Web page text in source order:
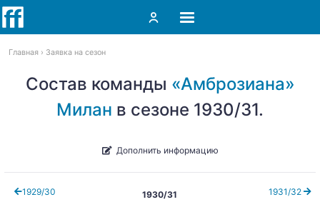
Главная Заявка на сезон
Состав команды «Амброзиана»
Милан в сезоне 1930/31.
Дополнить информацию
1929/30 1931/32
1930/31